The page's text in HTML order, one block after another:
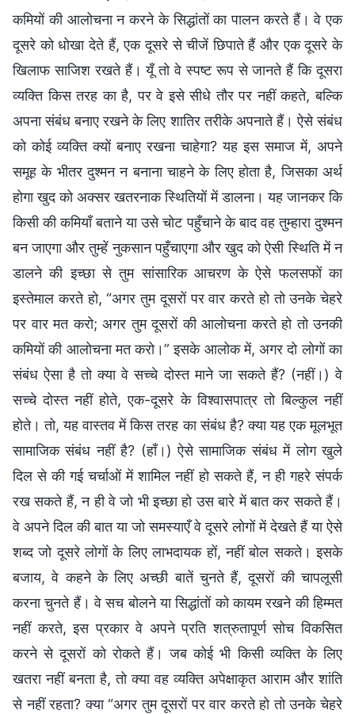
कमियों की आलोचना न करने के सिद्धांतों का पालन करते हैं। वे एक
दूसरे को धोखा देते हैं, एक दूसरे से चीजें छिपाते हैं और एक दूसरे के
खिलाफ साजिश रखते हैं। यूँ तो वे स्पष्ट रूप से जानते हैं कि दूसरा
व्यक्ति किस तरह का है, पर वे इसे सीधे तौर पर नहीं कहते, बल्कि
अपना संबंध बनाए रखने के लिए शातिर तरीके अपनाते हैं। ऐसे संबंध
को कोई व्यक्ति क्यों बनाए रखना चाहेगा? यह इस समाज में, अपने
समूह के भीतर दुश्मन न बनाना चाहने के लिए होता है, जिसका अर्थ
होगा खुद को अक्सर खतरनाक स्थितियों में डालना। यह जानकर कि
किसी की कमियाँ बताने या उसे चोट पहुँचाने के बाद वह तुम्हारा दुश्मन
बन जाएगा और तुम्हें नुकसान पहुँचाएगा और खुद को ऐसी स्थिति में न
डालने की इच्छा से तुम सांसारिक आचरण के ऐसे फलसफों का
इस्तेमाल करते हो, “अगर तुम दूसरों पर वार करते हो तो उनके चेहरे
पर वार मत करो; अगर तुम दूसरों की आलोचना करते हो तो उनकी
कमियों की आलोचना मत करो।” इसके आलोक में, अगर दो लोगों का
संबंध ऐसा है तो क्या वे सच्चे दोस्त माने जा सकते हैं? (नहीं।) वे
सच्चे दोस्त नहीं होते, एक-दूसरे के विश्वासपात्र तो बिल्कुल नहीं
होते। तो, यह वास्तव में किस तरह का संबंध है? क्या यह एक मूलभूत
सामाजिक संबंध नहीं है? (हाँ।) ऐसे सामाजिक संबंध में लोग खुले
दिल से की गई चर्चाओं में शामिल नहीं हो सकते हैं, न ही गहरे संपर्क
रख सकते हैं, न ही वे जो भी इच्छा हो उस बारे में बात कर सकते हैं।
वे अपने दिल की बात या जो समस्याएँ वे दूसरे लोगों में देखते हैं या ऐसे
शब्द जो दूसरे लोगों के लिए लाभदायक हों, नहीं बोल सकते। इसके
बजाय, वे कहने के लिए अच्छी बातें चुनते हैं, दूसरों की चापलूसी
करना चुनते हैं। वे सच बोलने या सिद्धांतों को कायम रखने की हिम्मत
नहीं करते, इस प्रकार वे अपने प्रति शत्रुतापूर्ण सोच विकसित
करने से दूसरों को रोकते हैं। जब कोई भी किसी व्यक्ति के लिए
खतरा नहीं बनता है, तो क्या वह व्यक्ति अपेक्षाकृत आराम और शांति
से नहीं रहता? क्या “अगर तुम दूसरों पर वार करते हो तो उनके चेहरे